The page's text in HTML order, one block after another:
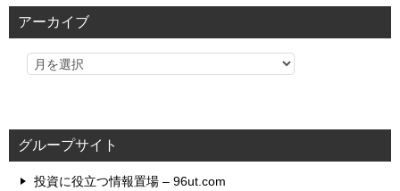
リ
アーカイブ
グループサイト
投資に役立つ情報置場 – 96ut.com